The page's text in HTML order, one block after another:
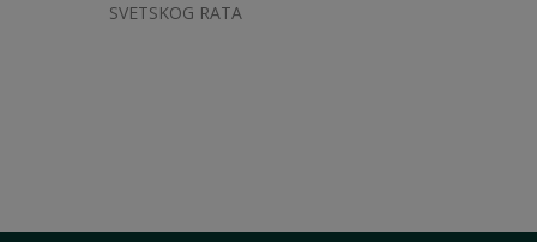
SVETSKOG RATA